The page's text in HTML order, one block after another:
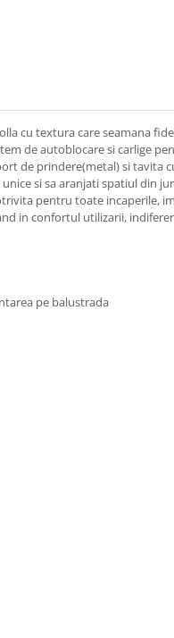
cu textura care seamana
de autoblocare si carlige
de prindere(metal) si
si sa aranjati spatiul din
pentru toate incaperile,
in confortul utilizarii,
pe balustrada